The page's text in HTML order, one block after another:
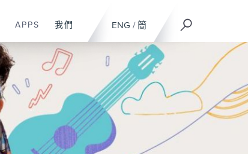
ENG / 簡
APPS 我們